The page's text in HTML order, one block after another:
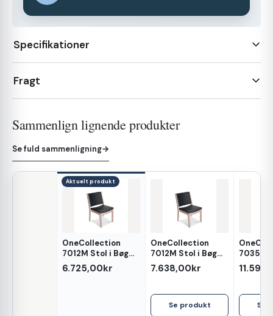
Specifikationer
Fragt
Sammenlign lignende produkter
Se fuld sammenligning→
Aktuelt produkt
OneCollection
7012M Stol i Bøg
eller Eg - Op til
250 kg. Stof
6.725,00kr
OneCollection
7012M Stol i Bøg
eller Eg - Op til
250 kg.
7.638,00kr
Se produkt
7035L
eller
kg. Stof
Se